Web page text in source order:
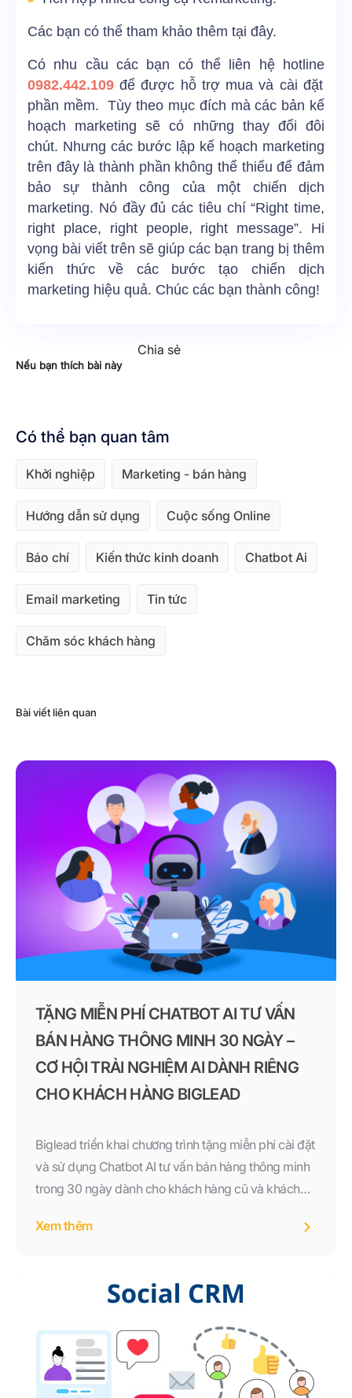
Các bạn có thể tham khảo thêm tại đây.
Có nhu cầu các bạn có thể liên hệ hotline
0982.442.109 để được hỗ trợ mua và cài đặt
phần mềm. Tùy theo mục đích mà các bản kế
hoạch marketing sẽ có những thay đổi đôi
chút. Nhưng các bước lập kế hoạch marketing
trên đây là thành phần không thể thiếu để đảm
bảo sự thành công của một chiến dịch
marketing. Nó đầy đủ các tiêu chí “Right time,
right place, right people, right message”. Hi
vọng bài viết trên sẽ giúp các bạn trang bị thêm
kiến thức về các bước tạo chiến dịch
marketing hiệu quả. Chúc các bạn thành công!
Nếu bạn thích bài này
Chia sẻ
Có thể bạn quan tâm
Khởi nghiệp Marketing - bán hàng
Hướng dẫn sử dụng Cuộc sống Online
Báo chí Kiến thức kinh doanh Chatbot Ai
Email marketing Tin tức
Chăm sóc khách hàng
Bài viết liên quan
TẶNG MIỄN PHÍ CHATBOT AI TƯ VẤN
BÁN HÀNG THÔNG MINH 30 NGÀY –
CƠ HỘI TRẢI NGHIỆM AI DÀNH RIÊNG
CHO KHÁCH HÀNG BIGLEAD
Biglead triển khai chương trình tặng miễn phí cài đặt
và sử dụng Chatbot AI tư vấn bán hàng thông minh
trong 30 ngày dành cho khách hàng cũ và khách
trước ngày 31/08 để trải nghiệm giải pháp AI hỗ trợ
Xem thêm